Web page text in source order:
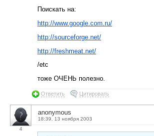
Поискать на:
http://www.google.com.ru/
http://sourceforge.net/
http://freshmeat.net/
/etc
тоже ОЧЕНЬ полезно.
Ответить Цитировать
4
anonymous
18:39, 13 ноября 2003